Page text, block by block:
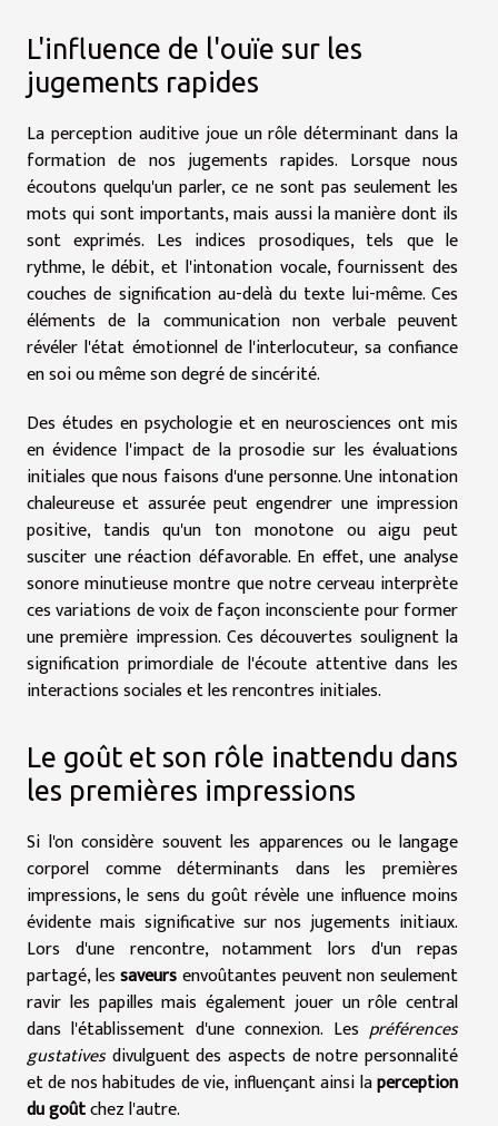
L'influence de l'ouïe sur les
jugements rapides
La perception auditive joue un rôle déterminant dans la
formation de nos jugements rapides. Lorsque nous
écoutons quelqu'un parler, ce ne sont pas seulement les
mots qui sont importants, mais aussi la manière dont ils
sont exprimés. Les indices prosodiques, tels que le
rythme, le débit, et l'intonation vocale, fournissent des
couches de signification au-delà du texte lui-même. Ces
éléments de la communication non verbale peuvent
révéler l'état émotionnel de l'interlocuteur, sa confiance
en soi ou même son degré de sincérité.
Des études en psychologie et en neurosciences ont mis
en évidence l'impact de la prosodie sur les évaluations
initiales que nous faisons d'une personne. Une intonation
chaleureuse et assurée peut engendrer une impression
positive, tandis qu'un ton monotone ou aigu peut
susciter une réaction défavorable. En effet, une analyse
sonore minutieuse montre que notre cerveau interprète
ces variations de voix de façon inconsciente pour former
une première impression. Ces découvertes soulignent la
signification primordiale de l'écoute attentive dans les
interactions sociales et les rencontres initiales.
Le goût et son rôle inattendu dans
les premières impressions
Si l'on considère souvent les apparences ou le langage
corporel comme déterminants dans les premières
impressions, le sens du goût révèle une influence moins
évidente mais significative sur nos jugements initiaux.
Lors d'une rencontre, notamment lors d'un repas
partagé, lessaveursenvoûtantes peuvent non seulement
ravir les papilles mais également jouer un rôle central
dans l'établissement d'une connexion. Les préférences
gustatives divulguent des aspects de notre personnalité
et de nos habitudes de vie, influençant ainsi laperception
du goûtchez l'autre.